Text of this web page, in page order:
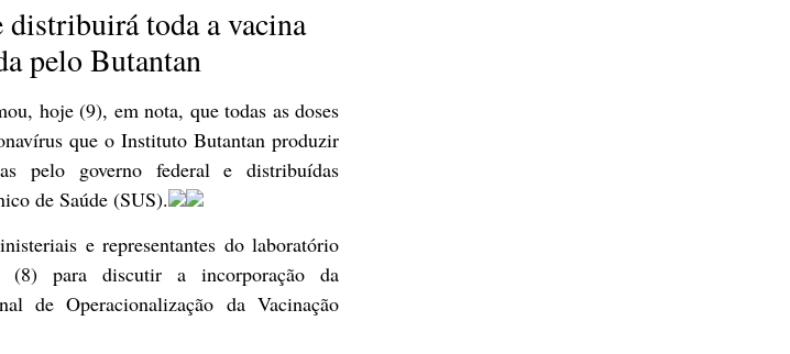
distribuirá toda a vacina
pelo Butantan
hoje (9), em nota, que todas as doses
que o Instituto Butantan produzir
pelo governo federal e distribuídas
de Saúde (SUS).
e representantes do laboratório
(8) para discutir a incorporação da
de Operacionalização da Vacinação